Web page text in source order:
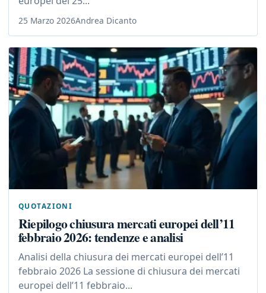
25 Marzo 2026Andrea Dicanto
QUOTAZIONI
Riepilogo chiusura mercati europei dell’11
febbraio 2026: tendenze e analisi
Analisi della chiusura dei mercati europei dell’11
febbraio 2026 La sessione di chiusura dei mercati
europei dell’11 febbraio...